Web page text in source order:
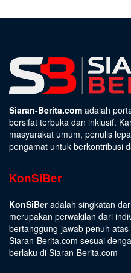
Siaran-Berita.com adalah
bersifat terbuka dan inklusif.
masyarakat umum, penulis
pengamat untuk berkontribusi
KonSiBer
KonSiBeradalah singkatan
merupakan perwakilan dari
bertanggung-jawab penuh
Siaran-Berita.com sesuai
berlaku di Siaran-Berita.com